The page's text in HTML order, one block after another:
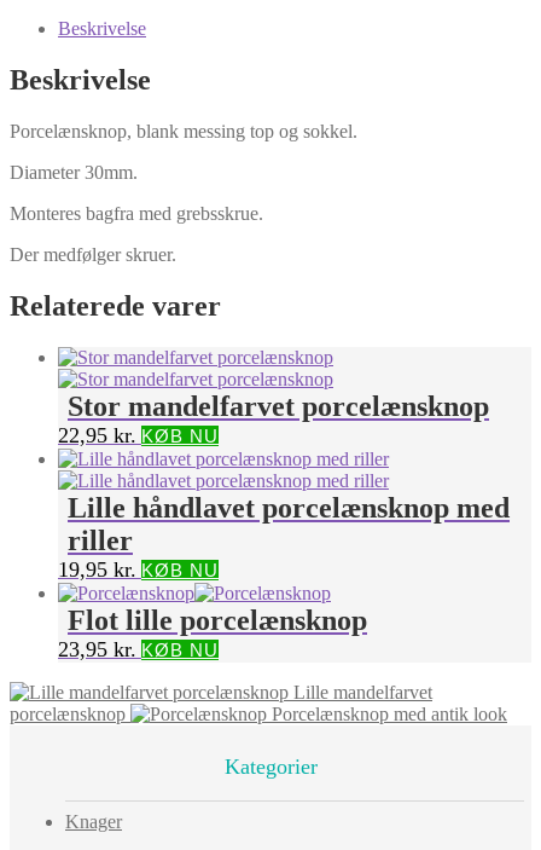
Beskrivelse
Beskrivelse
Porcelænsknop, blank messing top og sokkel.
Diameter 30mm.
Monteres bagfra med grebsskrue.
Der medfølger skruer.
Relaterede varer
Stor mandelfarvet porcelænsknop
22,95 kr. KØB NU
Lille håndlavet porcelænsknop med
riller
19,95 kr. KØB NU
Flot lille porcelænsknop
23,95 kr. KØB NU
Lille mandelfarvet
porcelænsknop
Porcelænsknop med antik look
Kategorier
Knager